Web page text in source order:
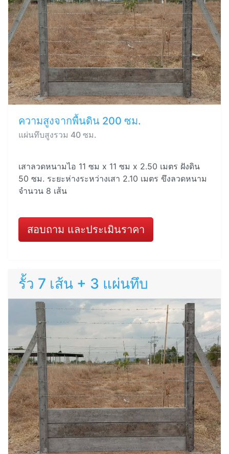
ความสูงจากพื้นดิน 200 ซม.
แผ่นทึบสูงรวม 40 ซม.
เสาลวดหนามไอ 11 ซม x 11 ซม x 2.50 เมตร ฝังดิน
50 ซม. ระยะห่างระหว่างเสา 2.10 เมตร ขึงลวดหนาม
จำนวน 8 เส้น
สอบถาม และประเมินราคา
รั้ว 7 เส้น + 3 แผ่นทึบ